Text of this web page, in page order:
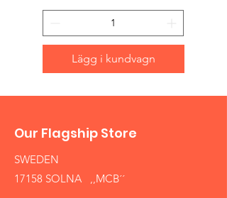
Lägg i kundvagn
Our Flagship Store
SWEDEN
17158 SOLNA ,,MCB´´